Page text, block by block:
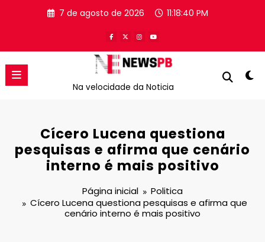
7 de agosto de 2026 11:18:40 PM
Na velocidade da Noticia
Cícero Lucena questiona
pesquisas e afirma que cenário
interno é mais positivo
Página inicial
Politica
Cícero Lucena questiona pesquisas e afirma que
cenário interno é mais positivo